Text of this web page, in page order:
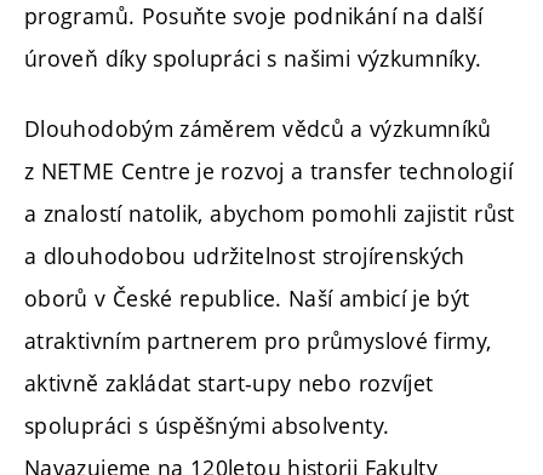
programů. Posuňte svoje podnikání na další
úroveň díky spolupráci s našimi výzkumníky.
Dlouhodobým záměrem vědců a výzkumníků
z NETME Centre je rozvoj a transfer technologií
a znalostí natolik, abychom pomohli zajistit růst
a dlouhodobou udržitelnost strojírenských
oborů v České republice. Naší ambicí je být
atraktivním partnerem pro průmyslové firmy,
aktivně zakládat start-upy nebo rozvíjet
spolupráci s úspěšnými absolventy.
Navazujeme na 120letou historii Fakulty